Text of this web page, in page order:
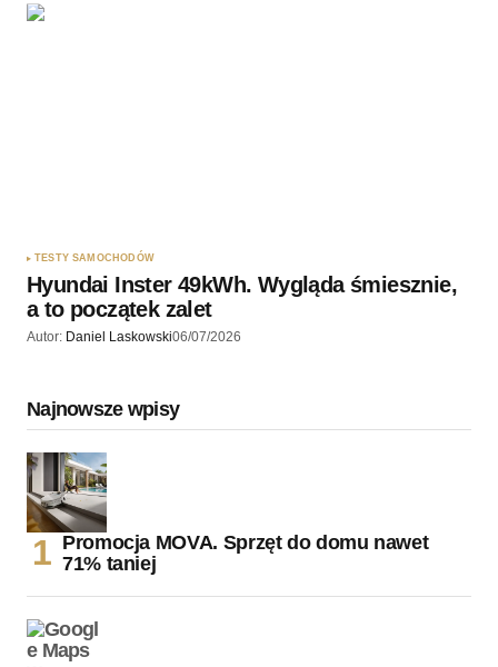
TESTY SAMOCHODÓW
Hyundai Inster 49kWh. Wygląda śmiesznie,
a to początek zalet
Autor: Daniel Laskowski06/07/2026
Najnowsze wpisy
Promocja MOVA. Sprzęt do domu nawet
71% taniej